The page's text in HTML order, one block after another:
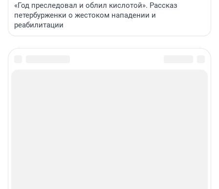
«Год преследовал и облил кислотой». Рассказ
петербурженки о жестоком нападении и
реабилитации